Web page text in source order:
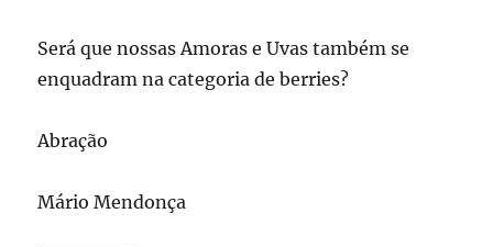
Será que nossas Amoras e Uvas também se
enquadram na categoria de berries?
Abração
Mário Mendonça